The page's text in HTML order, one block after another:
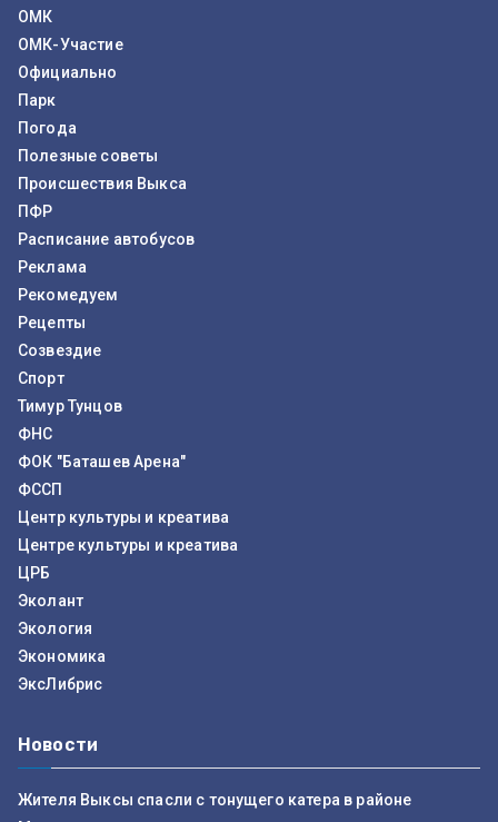
ОМК
ОМК-Участие
Официально
Парк
Погода
Полезные советы
Происшествия Выкса
ПФР
Расписание автобусов
Реклама
Рекомедуем
Рецепты
Созвездие
Спорт
Тимур Тунцов
ФНС
ФОК "Баташев Арена"
ФССП
Центр культуры и креатива
Центре культуры и креатива
ЦРБ
Эколант
Экология
Экономика
ЭксЛибрис
Новости
Жителя Выксы спасли с тонущего катера в районе